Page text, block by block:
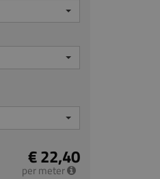
€ 22,40
per meter